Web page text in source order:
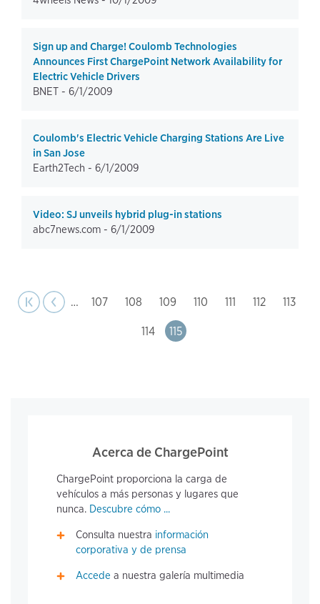
Sign up and Charge! Coulomb Technologies
Announces First ChargePoint Network Availability for
Electric Vehicle Drivers
BNET - 6/1/2009
Coulomb's Electric Vehicle Charging Stations Are Live
in San Jose
Earth2Tech - 6/1/2009
Video: SJ unveils hybrid plug-in stations
abc7news.com - 6/1/2009
Pagination
page
|‹
Previous
‹‹
… Page
107 Page
108 Page
109 Page
110 Page
111 Page
112 Page
113
Page
114 Page
115
Acerca de ChargePoint
ChargePoint proporciona la carga de
vehículos a más personas y lugares que
nunca. Descubre cómo ...
Consulta nuestra información
corporativa y de prensa
Accede a nuestra galería multimedia